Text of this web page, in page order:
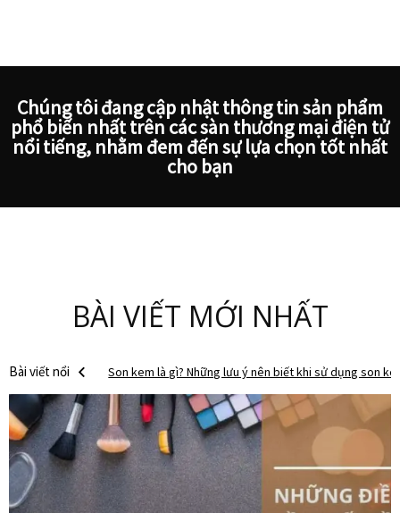
Chúng tôi đang cập nhật thông tin sản phẩm
phổ biến nhất trên các sàn thương mại điện tử
nổi tiếng, nhằm đem đến sự lựa chọn tốt nhất
cho bạn
BÀI VIẾT MỚI NHẤT
Bài viết nổi
bật
Son bóng là gì? Tại sao các “tín đồ” nên sở hữu ít nhất
Son tint là gì? Những dòng son tint đang hot nhất hiện
Tất tần tật những điều cần biết về son môi
Son dưỡng môi là gì? Lựa chọn nào phù hợp với bạn?